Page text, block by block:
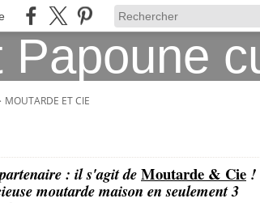
MOUTARDE ET CIE
: il s'agit deMoutarde & Cie !
moutarde maison en seulement 3